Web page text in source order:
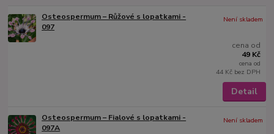
Osteospermum – Růžové s lopatkami -
097
cena od
49 Kč
cena od
44 Kč bez DPH
Není skladem
Detail
Osteospermum – Fialové s lopatkami -
097A
Není skladem